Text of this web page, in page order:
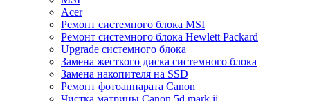
Acer
Ремонт системного блока MSI
Ремонт системного блока Hewlett Packard
Upgrade системного блока
Замена жесткого диска системного блока
Замена накопителя на SSD
Ремонт фотоаппарата Canon
Чистка матрицы Canon 5d mark ii